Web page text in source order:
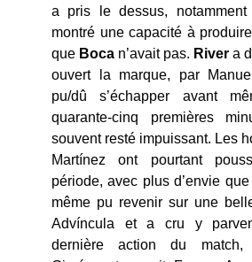
a pris le dessus,
montré une capacité à
que Boca n’avait pas. River a
ouvert la marque, par
pu/dû s’échapper avant
quarante-cinq premières
souvent resté impuissant. Les
Martínez ont pourtant
période, avec plus d’envie
même pu revenir sur une
Advíncula et a cru y
dernière action du match,